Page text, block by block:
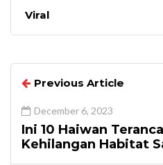
Viral
Previous Article
December 6, 2023
Ini 10 Haiwan
Kehilangan Habitat